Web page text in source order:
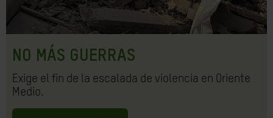
NO MÁS GUERRAS
Exige el fin de la escalada de violencia en Oriente
Medio.